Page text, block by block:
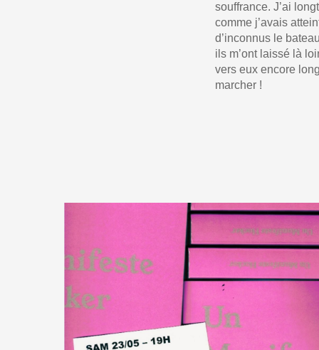
souffrance. J’ai
comme j’avais
d’inconnus le
ils m’ont laissé là
vers eux encore
marcher !